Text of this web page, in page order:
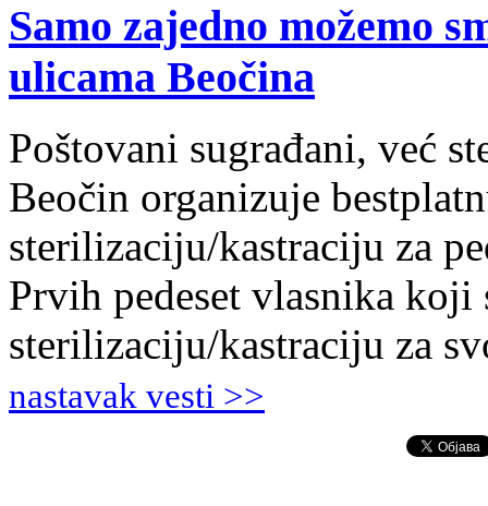
Samo zajedno možemo
ulicama Beočina
Poštovani sugrađani, već
Beočin organizuje
sterilizaciju/kastraciju za
Prvih pedeset vlasnika koji
sterilizaciju/kastraciju za
nastavak vesti >>